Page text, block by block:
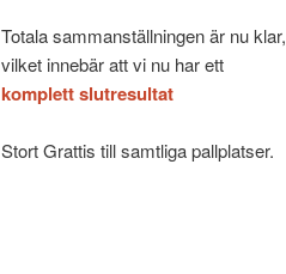
Totala sammanställningen är nu klar,
vilket innebär att vi nu har ett
komplett slutresultat
Stort Grattis till samtliga pallplatser.